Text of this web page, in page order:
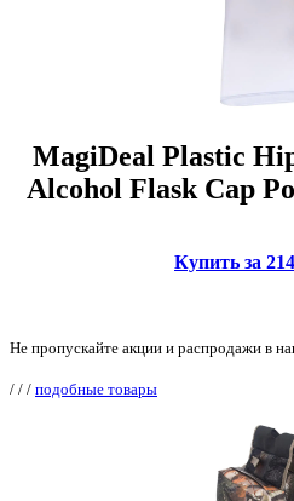
MagiDeal Plastic
Alcohol Flask Cap
Купить за
Не пропускайте акции и распродажи в
/ / / подобные товары